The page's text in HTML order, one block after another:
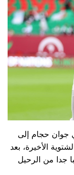
جوان حجام إلى
الأخيرة، بعد
جدا من الرحيل